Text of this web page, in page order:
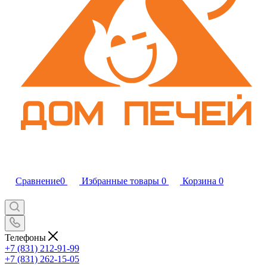
Сравнение0 Избранные товары 0 Корзина 0
Телефоны
+7 (831) 212-91-99
+7 (831) 262-15-05